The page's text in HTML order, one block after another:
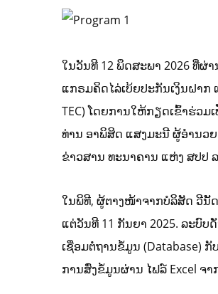
ໃນວັນທີ 12 ພຶດສະພາ 2026 ທີ່ຜ່
ແກຣມຄິດໄລ່ເບ້ຍປະກັນເງິນຝາກ
TEC) ໂດຍການໃຫ້ກຽດເຂົ້າຮ່ວ
ທ່ານ ອາພິສິດ ແສງມະນີ ຜູ້ອໍານວ
ຂ່າວສານ ທະນາຄານ ແຫ່ງ ສປປ
ໃນພິທີ, ຜູ້ຕາງໜ້າຈາກບໍລິສັດ ວີນັັ
ແຕ່ວັນທີ 11 ກັນຍາ 2025. ລະບົ
ເຊື່ອມຕໍ່ຖານຂໍ້ມູນ (Database)
ການສົ່ງຂໍ້ມູນຜ່ານ ໄຟລ໌ Excel ຈ